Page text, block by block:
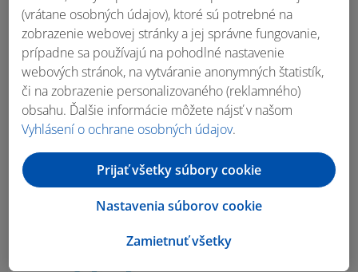
(vrátane osobných údajov), ktoré sú potrebné na
zobrazenie webovej stránky a jej správne fungovanie,
prípadne sa používajú na pohodlné nastavenie
webových stránok, na vytváranie anonymných štatistík,
či na zobrazenie personalizovaného (reklamného)
obsahu. Ďalšie informácie môžete nájsť v našom
Vyhlásení o ochrane osobných údajov.
Zamietnuť všetky
Nastavenia súborov cookie
Prijať všetky súbory cookie